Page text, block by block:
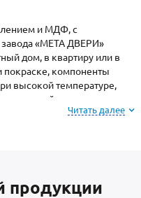
и МДФ, с
завода «МЕТА ДВЕРИ»
дом, в квартиру или в
компоненты
высокой температуре,
устойчивость к сколам
повышенной влажности и
покрытия из
Читать далее
продукции